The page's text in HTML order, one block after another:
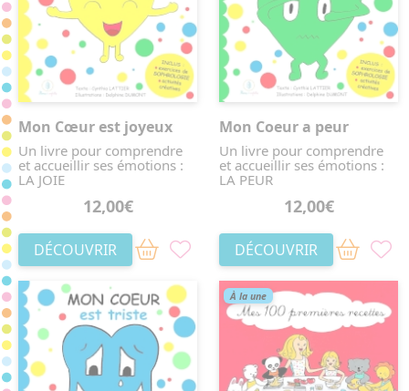
Mon Cœur est joyeux
Un livre pour comprendre
et accueillir ses émotions :
LA JOIE
12,00€
DÉCOUVRIR
Mon Coeur a peur
Un livre pour comprendre
et accueillir ses émotions :
LA PEUR
12,00€
DÉCOUVRIR
À la une